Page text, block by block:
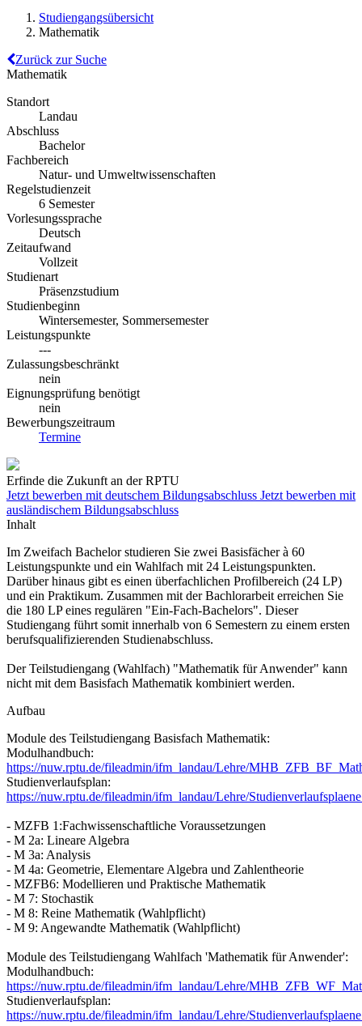
Studiengangsübersicht
Mathematik
Zurück zur Suche
Mathematik
Standort
Landau
Abschluss
Bachelor
Fachbereich
Natur- und Umweltwissenschaften
Regelstudienzeit
6 Semester
Vorlesungssprache
Deutsch
Zeitaufwand
Vollzeit
Studienart
Präsenzstudium
Studienbeginn
Wintersemester, Sommersemester
Leistungspunkte
---
Zulassungsbeschränkt
nein
Eignungsprüfung benötigt
nein
Bewerbungszeitraum
Termine
Erfinde die Zukunft an der RPTU
Jetzt bewerben mit deutschem Bildungsabschluss Jetzt bewerben mit
ausländischem Bildungsabschluss
Inhalt
Im Zweifach Bachelor studieren Sie zwei Basisfächer à 60
Leistungspunkte und ein Wahlfach mit 24 Leistungspunkten.
Darüber hinaus gibt es einen überfachlichen Profilbereich (24 LP)
und ein Praktikum. Zusammen mit der Bachlorarbeit erreichen Sie
die 180 LP eines regulären "Ein-Fach-Bachelors". Dieser
Studiengang führt somit innerhalb von 6 Semestern zu einem ersten
berufsqualifizierenden Studienabschluss.
Der Teilstudiengang (Wahlfach) "Mathematik für Anwender" kann
nicht mit dem Basisfach Mathematik kombiniert werden.
Aufbau
Module des Teilstudiengang Basisfach Mathematik:
Modulhandbuch:
https://nuw.rptu.de/fileadmin/ifm_landau/Lehre/
Studienverlaufsplan:
https://nuw.rptu.de/fileadmin/ifm_landau/Lehre/
- MZFB 1:Fachwissenschaftliche Voraussetzungen
- M 2a: Lineare Algebra
- M 3a: Analysis
- M 4a: Geometrie, Elementare Algebra und Zahlentheorie
- MZFB6: Modellieren und Praktische Mathematik
- M 7: Stochastik
- M 8: Reine Mathematik (Wahlpflicht)
- M 9: Angewandte Mathematik (Wahlpflicht)
Module des Teilstudiengang Wahlfach 'Mathematik für Anwender':
Modulhandbuch:
https://nuw.rptu.de/fileadmin/ifm_landau/Lehre/
Studienverlaufsplan:
https://nuw.rptu.de/fileadmin/ifm_landau/Lehre/